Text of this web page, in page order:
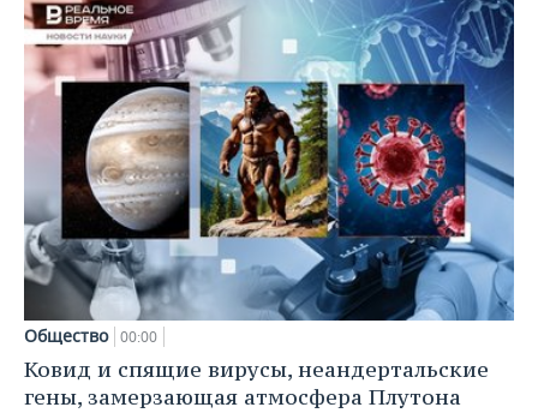
Общество 00:00
Ковид и спящие вирусы, неандертальские
гены, замерзающая атмосфера Плутона